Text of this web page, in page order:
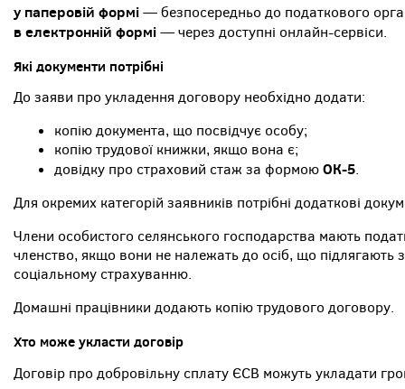
у паперовій формі— безпосередньо до податкового
в електронній формі— через доступні онлайн-сервіси.
Які документи потрібні
До заяви про укладення договору необхідно додати:
копію документа, що посвідчує особу;
копію трудової книжки, якщо вона є;
довідку про страховий стаж за формоюОК-5.
Для окремих категорій заявників потрібні додаткові
Члени особистого селянського господарства мають
членство, якщо вони не належать до осіб, що підлягають
соціальному страхуванню.
Домашні працівники додають копію трудового договору.
Хто може укласти договір
Договір про добровільну сплату ЄСВ можуть укладати